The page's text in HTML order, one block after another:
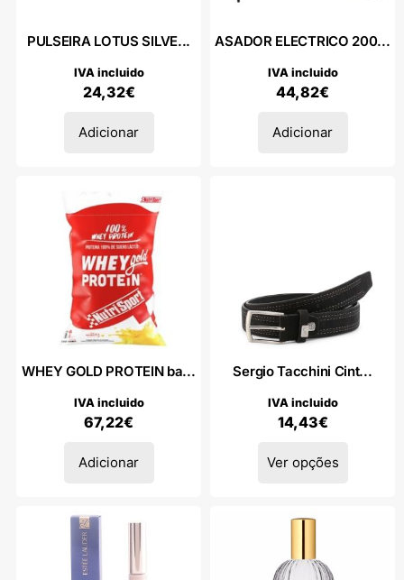
PULSEIRA LOTUS SILVE...
24,32€
IVA incluido
Adicionar
ASADOR ELECTRICO 200...
44,82€
IVA incluido
Adicionar
WHEY GOLD PROTEIN ba...
67,22€
IVA incluido
Adicionar
Sergio Tacchini Cint...
14,43€
IVA incluido
Ver opções